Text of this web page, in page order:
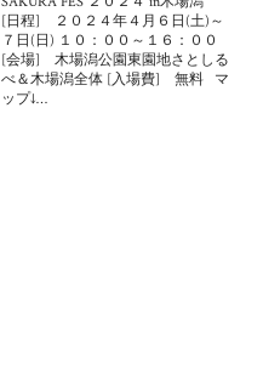
[日程] ２０２４年４月６日(土)～
７日(日) １０：００～１６：００
[会場] 木場潟公園東園地さとしる
べ＆木場潟全体 [入場費] 無料 マ
ップ↓…